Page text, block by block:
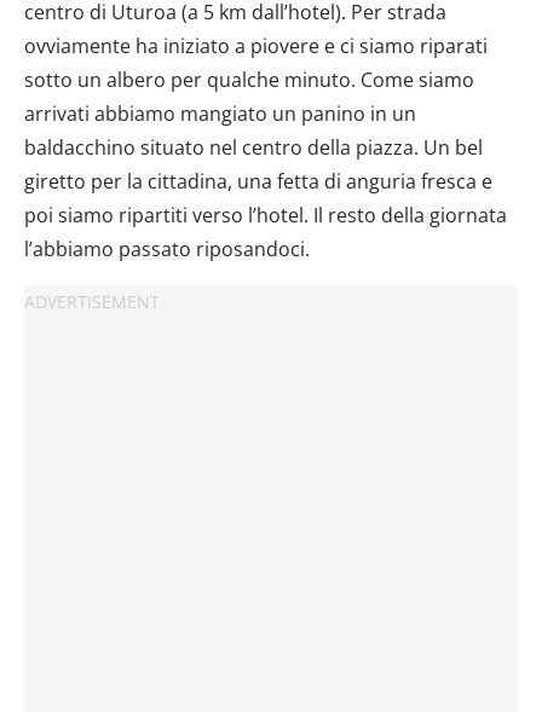
centro di Uturoa (a 5 km dall’hotel). Per strada
ovviamente ha iniziato a piovere e ci siamo riparati
sotto un albero per qualche minuto. Come siamo
arrivati abbiamo mangiato un panino in un
baldacchino situato nel centro della piazza. Un bel
giretto per la cittadina, una fetta di anguria fresca e
poi siamo ripartiti verso l’hotel. Il resto della giornata
l’abbiamo passato riposandoci.